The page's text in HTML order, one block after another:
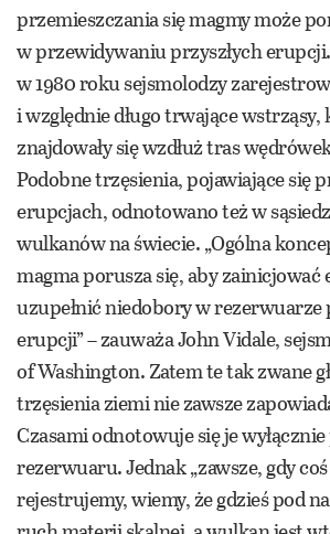
przemieszczania się magmy może
w przewidywaniu przyszłych
w 1980 roku sejsmolodzy
i względnie długo trwające
znajdowały się wzdłuż tras
Podobne trzęsienia, pojawiające się
erupcjach, odnotowano też w
wulkanów na świecie. „Ogólna
magma porusza się, aby zainicjować
uzupełnić niedobory w rezerwuarze
erupcji” – zauważa John Vidale,
of Washington. Zatem te tak zwane
trzęsienia ziemi nie zawsze
Czasami odnotowuje się je
rezerwuaru. Jednak „zawsze, gdy
rejestrujemy, wiemy, że gdzieś pod